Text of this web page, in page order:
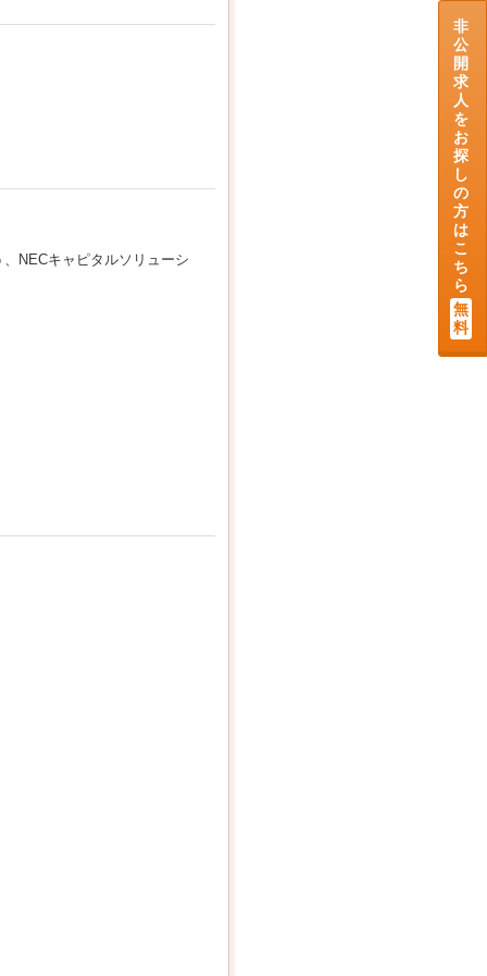
NECキャピタルソリューシ
非
公
開
求
人
を
お
探
し
の
方
は
こ
ち
ら
無
料